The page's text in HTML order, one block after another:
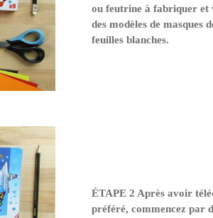
ou feutrine à fabriquer et
des modèles de
feuilles blanches.
ÉTAPE 2 Après avoir
préféré, commencez par